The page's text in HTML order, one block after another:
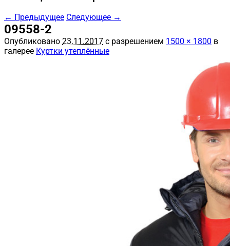
← Предыдущее Следующее →
09558-2
Опубликовано 23.11.2017 с разрешением 1500 × 1800 в
галерее Куртки утеплённые